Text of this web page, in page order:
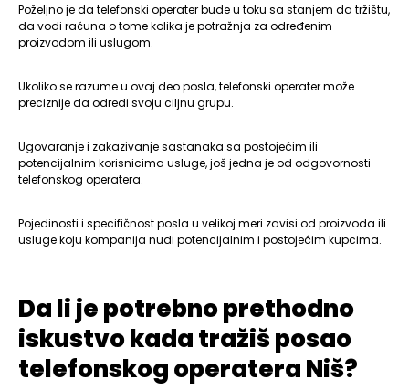
Poželjno je da telefonski operater bude u toku sa stanjem da tržištu,
da vodi računa o tome kolika je potražnja za određenim
proizvodom ili uslugom.
Ukoliko se razume u ovaj deo posla, telefonski operater može
preciznije da odredi svoju ciljnu grupu.
Ugovaranje i zakazivanje sastanaka sa postojećim ili
potencijalnim korisnicima usluge, još jedna je od odgovornosti
telefonskog operatera.
Pojedinosti i specifičnost posla u velikoj meri zavisi od proizvoda ili
usluge koju kompanija nudi potencijalnim i postojećim kupcima.
Da li je potrebno prethodno
iskustvo kada tražiš posao
telefonskog operatera Niš?